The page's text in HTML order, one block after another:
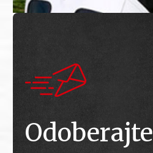
Odoberajte